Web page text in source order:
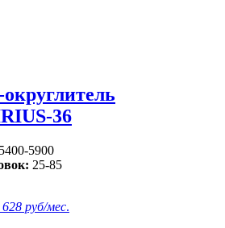
36
5400-5900
25-85
628 руб/мес.